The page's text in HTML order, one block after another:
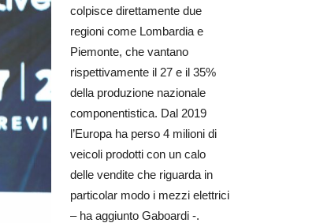
colpisce direttamente due
regioni come Lombardia e
Piemonte, che vantano
rispettivamente il 27 e il 35%
della produzione nazionale
componentistica. Dal 2019
l’Europa ha perso 4 milioni di
veicoli prodotti con un calo
delle vendite che riguarda in
particolar modo i mezzi elettrici
– ha aggiunto Gaboardi -.